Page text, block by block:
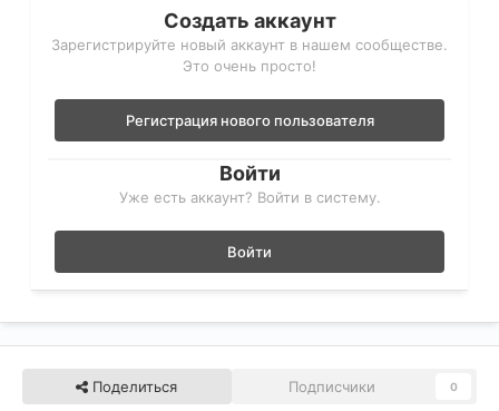
Создать аккаунт
Зарегистрируйте новый аккаунт в нашем сообществе.
Это очень просто!
Регистрация нового пользователя
Войти
Уже есть аккаунт? Войти в систему.
Войти
Поделиться Подписчики 0